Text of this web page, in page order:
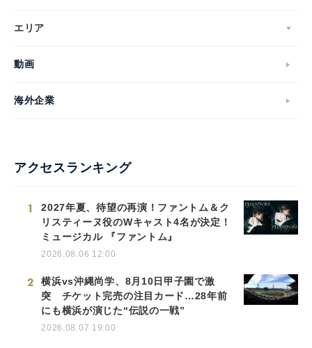
エリア
動画
海外企業
アクセスランキング
1
2027年夏、待望の再演！ファントム＆ク
リスティーヌ役のWキャスト4名が決定！
ミュージカル 『ファントム』
2026.08.06 12:00
2
横浜vs沖縄尚学、8月10日甲子園で激
突 チケット完売の注目カード…28年前
にも横浜が演じた“伝説の一戦”
2026.08.07 19:00